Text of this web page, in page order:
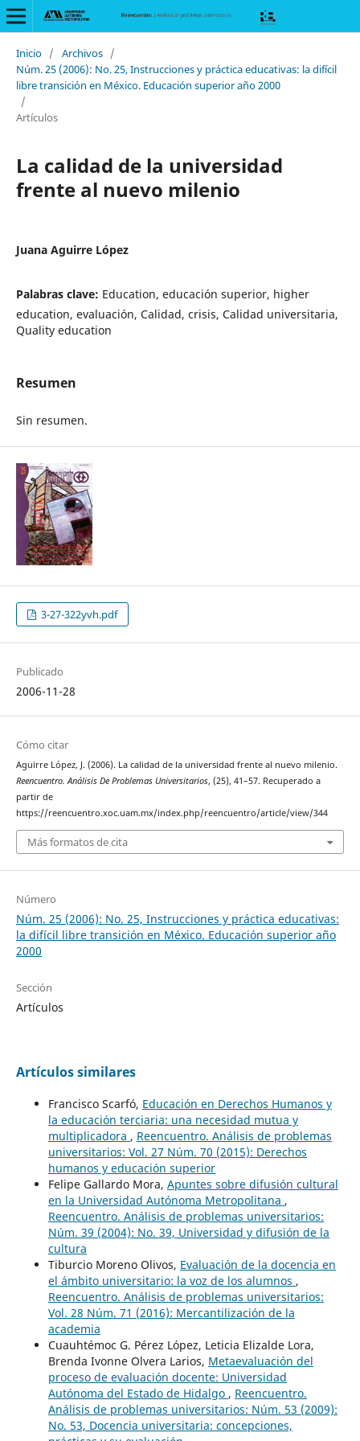
Inicio / Archivos /
Núm. 25 (2006): No. 25, Instrucciones y práctica educativas: la difícil
libre transición en México. Educación superior año 2000
/
Artículos
La calidad de la universidad
frente al nuevo milenio
Juana Aguirre López
Palabras clave: Education, educación superior, higher
education, evaluación, Calidad, crisis, Calidad universitaria,
Quality education
Resumen
Sin resumen.
3-27-322yvh.pdf
Publicado
2006-11-28
Cómo citar
Aguirre López, J. (2006). La calidad de la universidad frente al nuevo milenio.
Reencuentro. Análisis De Problemas Universitarios, (25), 41–57. Recuperado a
partir de
https://reencuentro.xoc.uam.mx/index.php/reencuentro/article/view/344
Más formatos de cita
Número
Núm. 25 (2006): No. 25, Instrucciones y práctica educativas:
la difícil libre transición en México. Educación superior año
2000
Sección
Artículos
Artículos similares
Francisco Scarfó, Educación en Derechos Humanos y
la educación terciaria: una necesidad mutua y
multiplicadora , Reencuentro. Análisis de problemas
universitarios: Vol. 27 Núm. 70 (2015): Derechos
humanos y educación superior
Felipe Gallardo Mora, Apuntes sobre difusión cultural
en la Universidad Autónoma Metropolitana ,
Reencuentro. Análisis de problemas universitarios:
Núm. 39 (2004): No. 39, Universidad y difusión de la
cultura
Tiburcio Moreno Olivos, Evaluación de la docencia en
el ámbito universitario: la voz de los alumnos ,
Reencuentro. Análisis de problemas universitarios:
Vol. 28 Núm. 71 (2016): Mercantilización de la
academia
Cuauhtémoc G. Pérez López, Leticia Elizalde Lora,
Brenda Ivonne Olvera Larios, Metaevaluación del
proceso de evaluación docente: Universidad
Autónoma del Estado de Hidalgo , Reencuentro.
Análisis de problemas universitarios: Núm. 53 (2009):
No. 53, Docencia universitaria: concepciones,